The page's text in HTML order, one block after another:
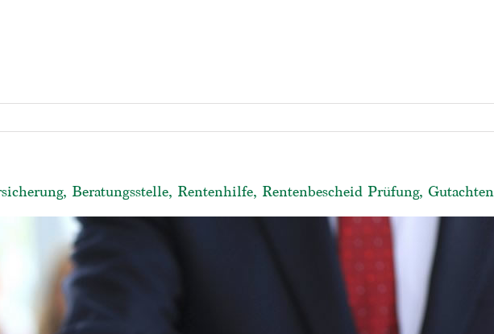
Beratungsstelle, Rentenhilfe, Rentenbescheid Prüfung, Gutachten